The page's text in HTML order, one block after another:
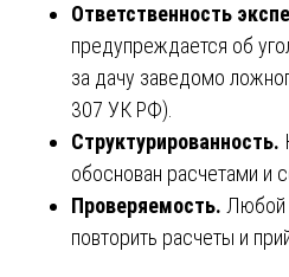
Ответственность
предупреждается об
за дачу заведомо
307 УК РФ).
Структурированность.
обоснован расчетами и
Проверяемость. Любой
повторить расчеты и